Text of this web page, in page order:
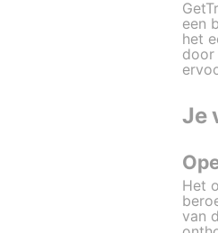
een
het
door
Je
Het
van